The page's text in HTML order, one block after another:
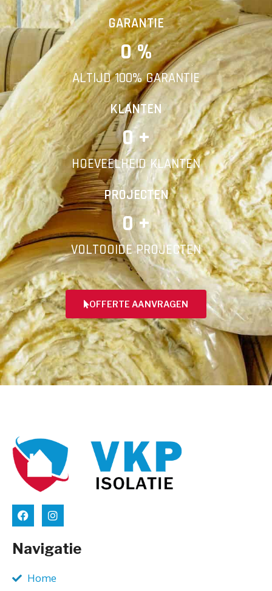
Vorige Volgende
E-mail
Telefoonnummer
Vorige
GARANTIE
0 %
ALTIJD 100% GARANTIE
KLANTEN
0 +
HOEVEELHEID KLANTEN
PROJECTEN
0 +
VOLTOOIDE PROJECTEN
OFFERTE AANVRAGEN
Navigatie
Home